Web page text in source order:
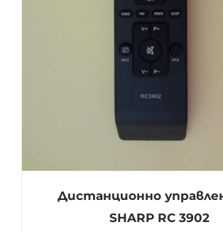
Дистанционно
SHARP RC 3902